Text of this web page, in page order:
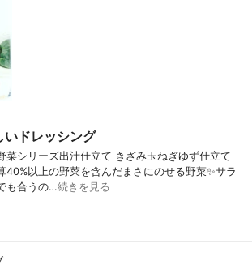
いドレッシング
菜シリーズ出汁仕立て きざみ玉ねぎゆず仕立て
40%以上の野菜を含んだまさにのせる野菜✨サラ
も合うの…続きを見る